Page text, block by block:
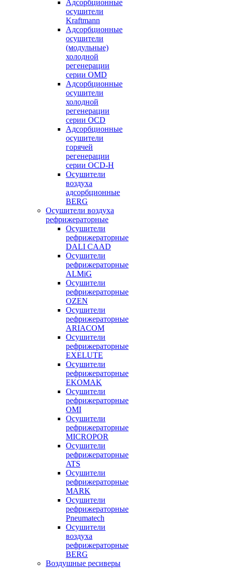
Адсорбционные
осушители
Kraftmann
Адсорбционные
осушители
(модульные)
холодной
регенерации
серии OMD
Адсорбционные
осушители
холодной
регенерации
серии OCD
Адсорбционные
осушители
горячей
регенерации
серии OСD-H
Осушители
воздуха
адсорбционные
BERG
Осушители воздуха
рефрижераторные
Осушители
рефрижераторные
DALI CAAD
Осушители
рефрижераторные
ALMiG
Осушители
рефрижераторные
OZEN
Осушители
рефрижераторные
ARIACOM
Осушители
рефрижераторные
EXELUTE
Осушители
рефрижераторные
EKOMAK
Осушители
рефрижераторные
OMI
Осушители
рефрижераторные
MICROPOR
Осушители
рефрижераторные
ATS
Осушители
рефрижераторные
MARK
Осушители
рефрижераторные
Pneumatech
Осушители
воздуха
рефрижераторные
BERG
Воздушные ресиверы